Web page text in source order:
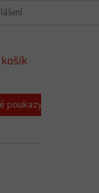
poukazy